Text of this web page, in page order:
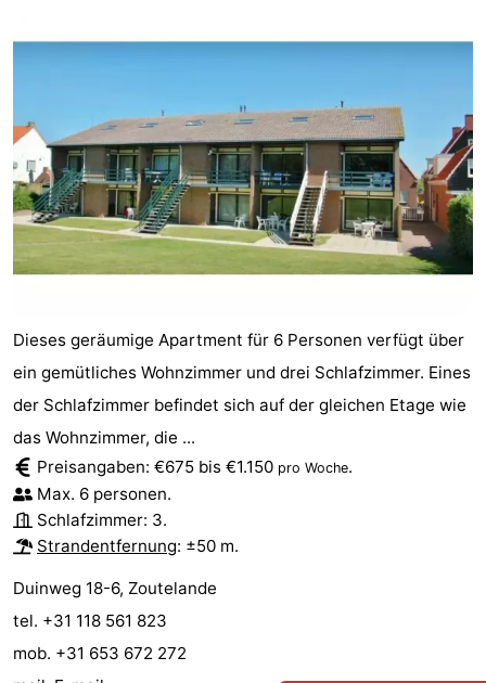
Sehen
&
tun
-
Museen
-
Galerien
-
Kirchen
-
Aussichtspunkte
Attraktionen
-
Indoor-
Spielplätze
-
Bowling
Wellness-
Dieses geräumige Apartment für 6 Personen verfügt über
ein gemütliches Wohnzimmer und drei Schlafzimmer. Eines
der Schlafzimmer befindet sich auf der gleichen Etage wie
das Wohnzimmer, die ...
Preisangaben: €675 bis €1.150 pro Woche.
Max. 6 personen.
Schlafzimmer: 3.
Strandentfernung: ±50 m.
Duinweg 18-6, Zoutelande
tel. +31 118 561 823
mob. +31 653 672 272